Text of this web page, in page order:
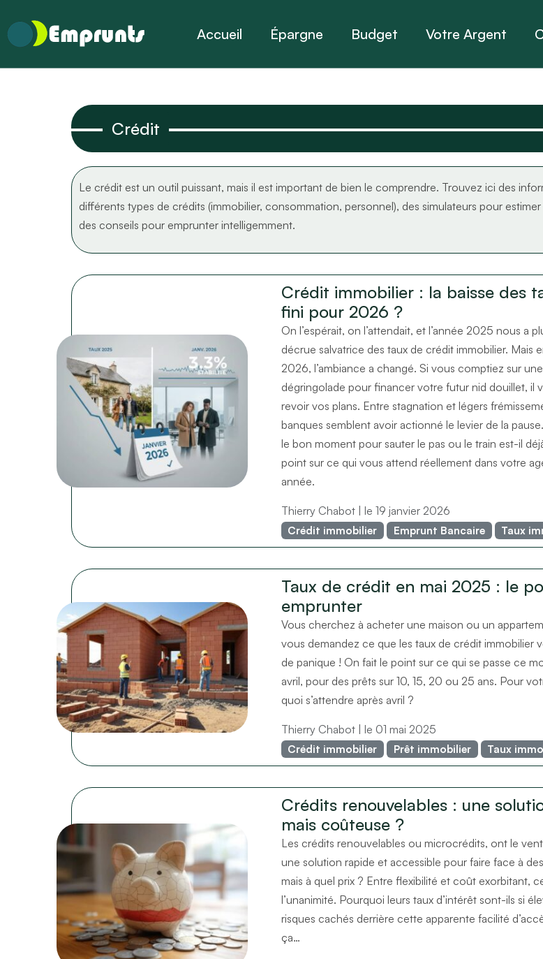
Accueil Épargne Budget Votre Argent
Crédit
Le crédit est un outil puissant, mais il est important de bien le comprendre. Trouvez ici des
différents types de crédits (immobilier, consommation, personnel), des simulateurs pour
des conseils pour emprunter intelligemment.
Crédit immobilier : la baisse des
fini pour 2026 ?
On l’espérait, on l’attendait, et l’année 2025 nous a
décrue salvatrice des taux de crédit immobilier. Mais
2026, l’ambiance a changé. Si vous comptiez sur
dégringolade pour financer votre futur nid douillet, il
revoir vos plans. Entre stagnation et légers
banques semblent avoir actionné le levier de la
le bon moment pour sauter le pas ou le train est-il
point sur ce qui vous attend réellement dans votre
année.
Thierry Chabot| le 19 janvier 2026
Crédit immobilier Emprunt Bancaire Taux
Taux de crédit en mai 2025 : le
emprunter
Vous cherchez à acheter une maison ou un
vous demandez ce que les taux de crédit immobilier
de panique ! On fait le point sur ce qui se passe ce
avril, pour des prêts sur 10, 15, 20 ou 25 ans. Pour
quoi s’attendre après avril ?
Thierry Chabot| le 01 mai 2025
Crédit immobilier Prêt immobilier Taux
Crédits renouvelables : une
mais coûteuse ?
Les crédits renouvelables ou microcrédits, ont le
une solution rapide et accessible pour faire face à
mais à quel prix ? Entre flexibilité et coût exorbitant,
l’unanimité. Pourquoi leurs taux d’intérêt sont-ils si
risques cachés derrière cette apparente facilité
ça…